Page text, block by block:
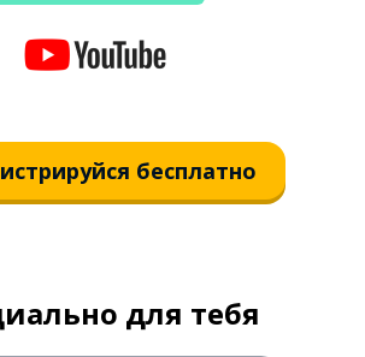
бесплатно
для тебя